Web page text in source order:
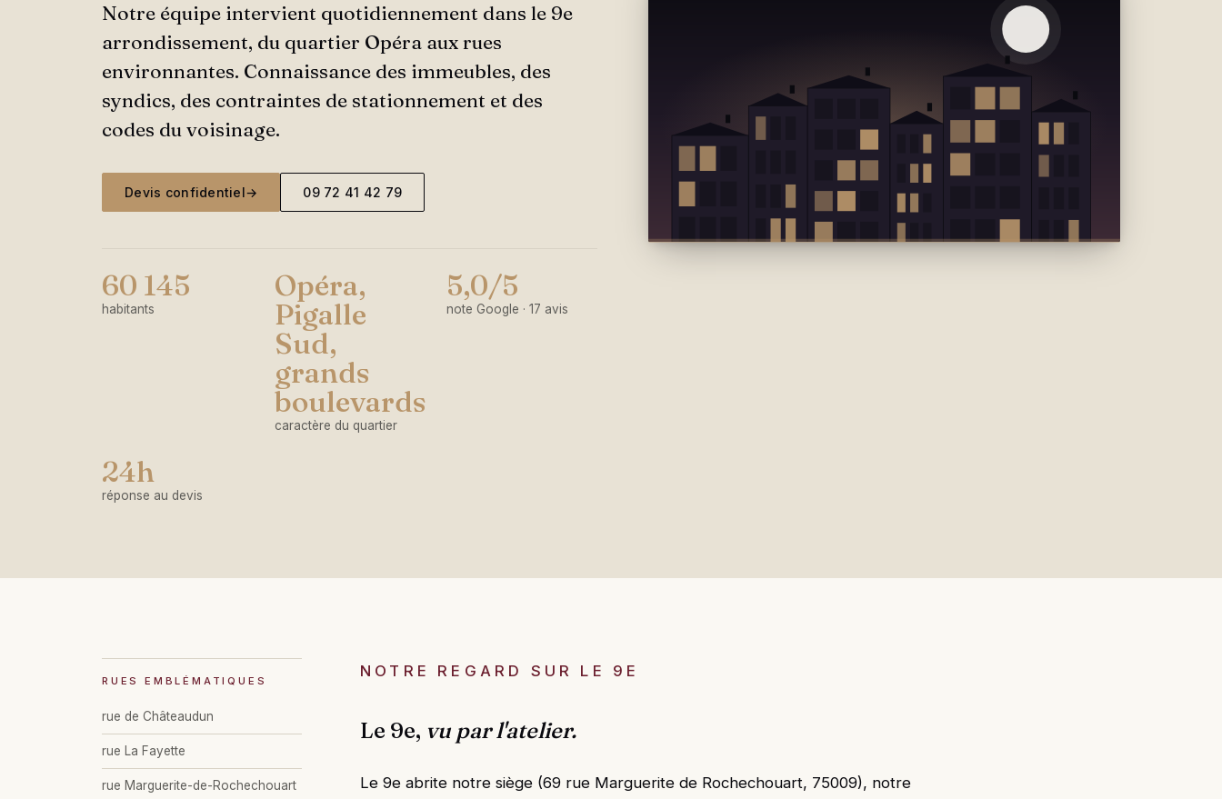
Notre équipe intervient quotidiennement dans le 9e
arrondissement, du quartier Opéra aux rues
environnantes. Connaissance des immeubles, des
syndics, des contraintes de stationnement et des
codes du voisinage.
Devis confidentiel→ 09 72 41 42 79
60 145
habitants
Opéra,
Pigalle
Sud,
grands
boulevards
caractère du quartier
5,0/5
note Google · 17 avis
24h
réponse au devis
RUES EMBLÉMATIQUES
rue de Châteaudun
rue La Fayette
rue Marguerite-de-Rochechouart
NOTRE REGARD SUR LE 9E
Le 9e, vu par l'atelier.
Le 9e abrite notre siège (69 rue Marguerite de Rochechouart, 75009), notre